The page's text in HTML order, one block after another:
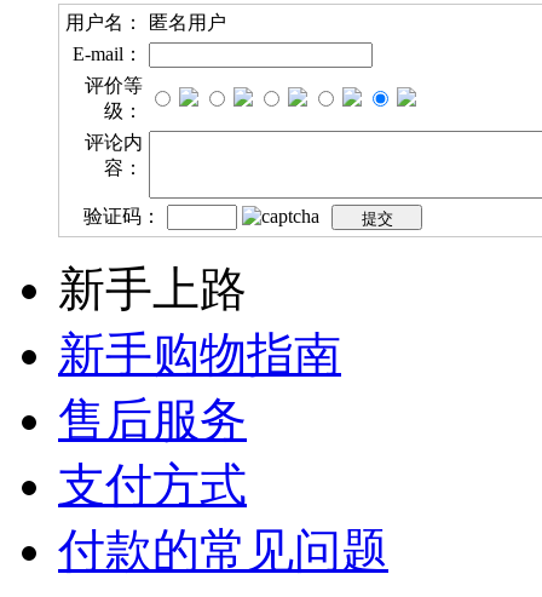
用户名：
匿名用户
E-mail：
评价等
级：
评论内
容：
验证码：
新手上路
新手购物指南
售后服务
支付方式
付款的常见问题